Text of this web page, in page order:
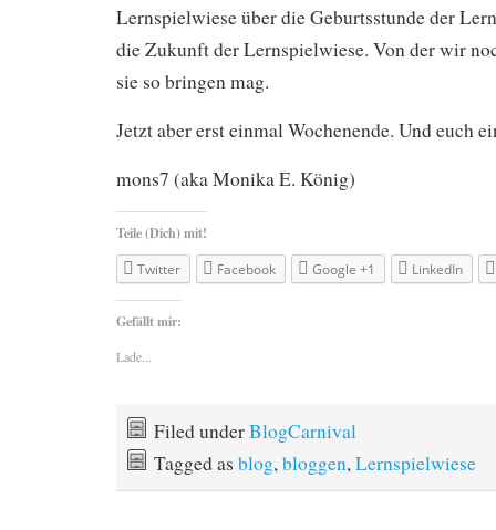
Lernspielwiese über die Geburtsstunde der
die Zukunft der Lernspielwiese. Von der wir
sie so bringen mag.
Jetzt aber erst einmal Wochenende. Und euch
mons7 (aka Monika E. König)
Teile (Dich) mit!
Twitter
Facebook Google +1 LinkedIn
Gefällt mir:
Lade...
Filed underBlogCarnival
Tagged as blog,bloggen,Lernspielwiese